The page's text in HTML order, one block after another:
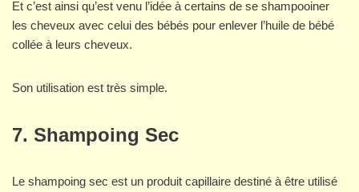
Et c’est ainsi qu’est venu l’idée à certains de se shampooiner
les cheveux avec celui des bébés pour enlever l’huile de bébé
collée à leurs cheveux.
Son utilisation est très simple.
7. Shampoing Sec
Le shampoing sec est un produit capillaire destiné à être utilisé